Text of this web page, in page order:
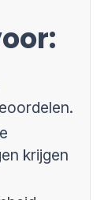
krijgen